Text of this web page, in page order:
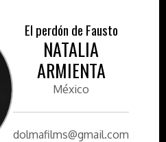
El perdón de Fausto
NATALIA
ARMIENTA
México
dolmafilms@gmail.com